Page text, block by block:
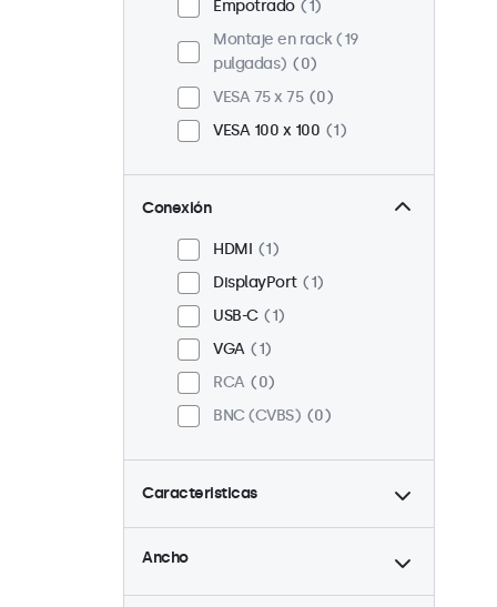
Empotrado
1
Montaje en rack (19
pulgadas)
0
VESA 75 x 75
0
VESA 100 x 100
1
Conexión
HDMI
1
DisplayPort
1
USB-C
1
VGA
1
RCA
0
BNC (CVBS)
0
Caracteristicas
4:3 / 5:4
0
Ajuste de brillo
1
Ancho